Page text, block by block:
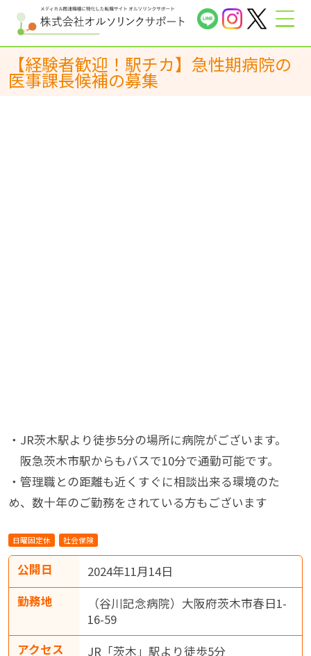
【経験者歓迎！駅チカ】急性期病院の
医事課長候補の募集
・JR茨木駅より徒歩5分の場所に病院がございます。
阪急茨木市駅からもバスで10分で通勤可能です。
・管理職との距離も近くすぐに相談出来る環境のた
め、数十年のご勤務をされている方もございます
日曜固定休 社会保険
公開日
2024年11月14日
勤務地
（谷川記念病院）大阪府茨木市春日1-
16-59
アクセス
JR「茨木」駅より徒歩5分